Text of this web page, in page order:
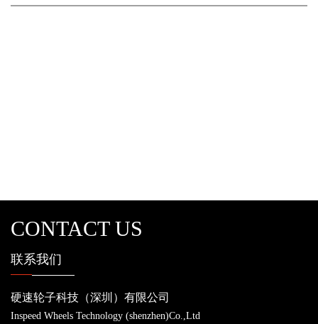
CONTACT US
联系我们
硬速轮子科技（深圳）有限公司
Inspeed Wheels Technology (shenzhen)Co.,Ltd